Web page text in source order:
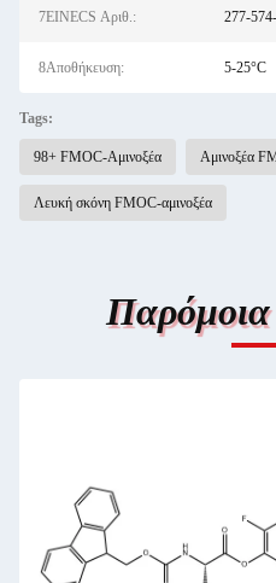
7EINECS Αριθ.: 277-
8Αποθήκευση: 5-25°C
Tags:
98+ FMOC-Αμινοξέα Αμινοξέα
Λευκή σκόνη FMOC-αμινοξέα